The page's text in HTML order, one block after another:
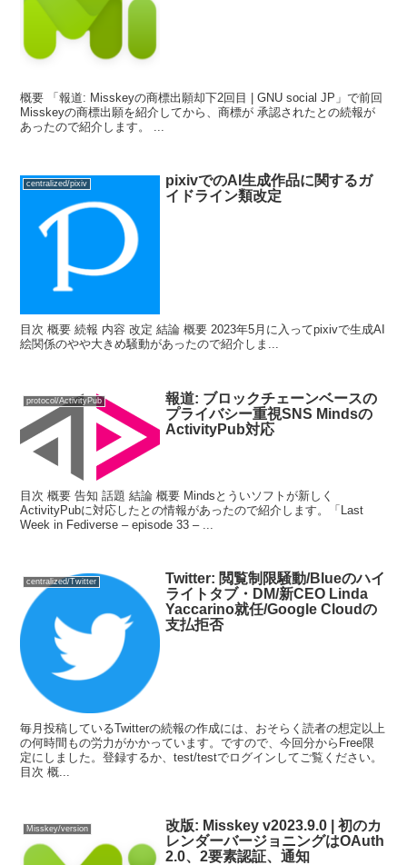
概要 「報道: Misskeyの商標出願却下2回目 | GNU social JP」で前回
Misskeyの商標出願を紹介してから、商標が 承認されたとの続報が
あったので紹介します。 ...
centralized/pixiv
pixivでのAI生成作品に関するガ
イドライン類改定
目次 概要 続報 内容 改定 結論 概要 2023年5月に入ってpixivで生成AI
絵関係のやや大きめ騒動があったので紹介しま...
protocol/ActivityPub
報道: ブロックチェーンベースの
プライバシー重視SNS Mindsの
ActivityPub対応
目次 概要 告知 話題 結論 概要 Mindsとういソフトが新しく
ActivityPubに対応したとの情報があったので紹介します。「Last
Week in Fediverse – episode 33 – ...
centralized/Twitter
Twitter: 閲覧制限騒動/Blueのハイ
ライトタブ・DM/新CEO Linda
Yaccarino就任/Google Cloudの
支払拒否
毎月投稿しているTwitterの続報の作成には、おそらく読者の想定以上
の何時間もの労力がかかっています。ですので、今回分からFree限
定にしました。登録するか、test/testでログインしてご覧ください。
目次 概...
Misskey/version
改版: Misskey v2023.9.0 | 初のカ
レンダーバージョニングはOAuth
2.0、2要素認証、通知